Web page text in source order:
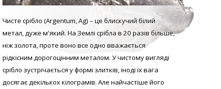
Чисте срібло (Argentum, Аg) – це блискучий білий
метал, дуже м'який. На Землі срібла в 20 разів більше,
ніж золота, проте воно все одно вважається
рідкісним дорогоцінним металом. Учистому вигляді
срібло зустрічається у формі злитків, іноді їх вага
досягає декількох кілограмів. Але найчастіше його